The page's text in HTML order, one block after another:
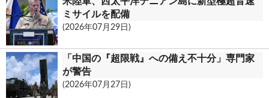
ミサイルを配備
(2026年07月29日)
「中国の『超限戦』への備え不十分」専門家
が警告
(2026年07月27日)